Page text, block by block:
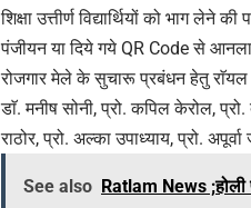
शिक्षा उत्तीर्ण विद्यार्थियों को भाग
पंजीयन या दिये गये QR Code से
रोजगार मेले के सुचारू प्रबंधन हेतु राॅयल
डाॅ. मनीष सोनी, प्रो. कपिल केरोल,
राठोर, प्रो. अल्का उपाध्याय, प्रो.
See also Ratlam News ;होली